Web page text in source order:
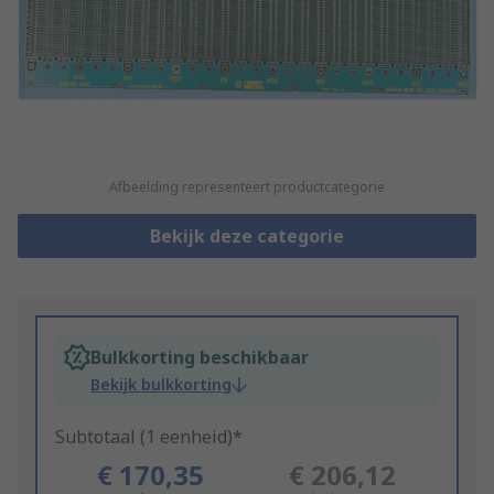
Afbeelding representeert productcategorie
Bekijk deze categorie
Bulkkorting beschikbaar
Bekijk bulkkorting
Subtotaal (1 eenheid)*
€ 170,35 € 206,12